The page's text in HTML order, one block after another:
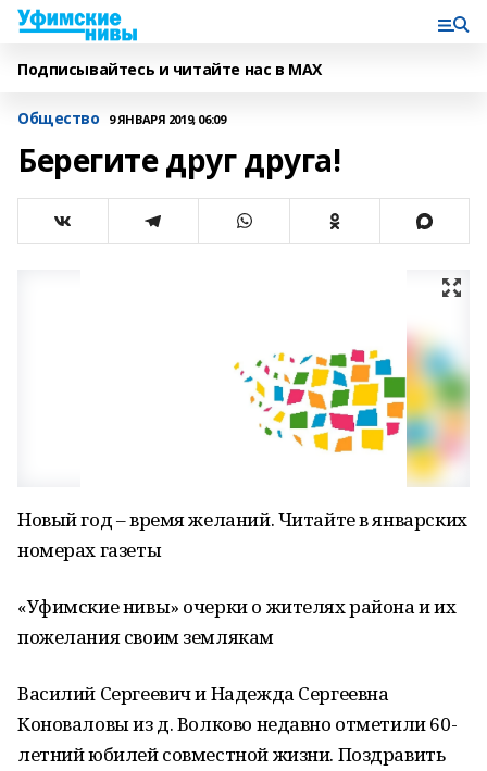
Подписывайтесь и читайте нас в MAX
Общество 9 ЯНВАРЯ 2019, 06:09
Берегите друг друга!
Новый год – время желаний. Читайте в январских
номерах газеты
«Уфимские нивы» очерки о жителях района и их
пожелания своим землякам
Василий Сергеевич и Надежда Сергеевна
Коноваловы из д. Волково недавно отметили 60-
летний юбилей совместной жизни. Поздравить